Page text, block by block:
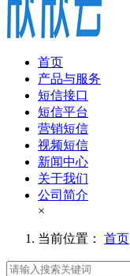
首页
产品与服务
短信接口
短信平台
营销短信
视频短信
新闻中心
关于我们
公司简介
×
当前位置： 首页